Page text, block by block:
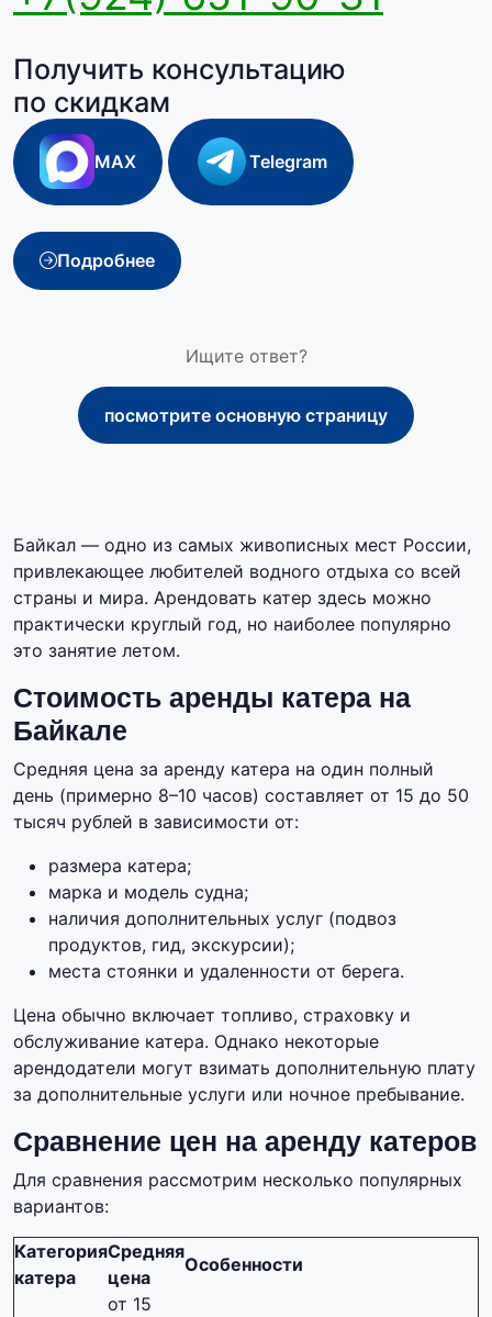
Получить консультацию
по скидкам
MAX Telegram
Подробнее
Ищите ответ?
посмотрите основную страницу
Байкал — одно из самых живописных мест России,
привлекающее любителей водного отдыха со всей
страны и мира. Арендовать катер здесь можно
практически круглый год, но наиболее популярно
это занятие летом.
Стоимость аренды катера на
Байкале
Средняя цена за аренду катера на один полный
день (примерно 8–10 часов) составляет от 15 до 50
тысяч рублей в зависимости от:
размера катера;
марка и модель судна;
наличия дополнительных услуг (подвоз
продуктов, гид, экскурсии);
места стоянки и удаленности от берега.
Цена обычно включает топливо, страховку и
обслуживание катера. Однако некоторые
арендодатели могут взимать дополнительную плату
за дополнительные услуги или ночное пребывание.
Сравнение цен на аренду катеров
Для сравнения рассмотрим несколько популярных
вариантов:
Категория
катера
Средняя
цена
Особенности
от 15